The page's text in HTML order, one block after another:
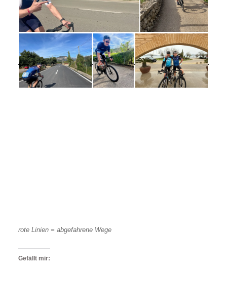
rote Linien = abgefahrene Wege
Gefällt mir: